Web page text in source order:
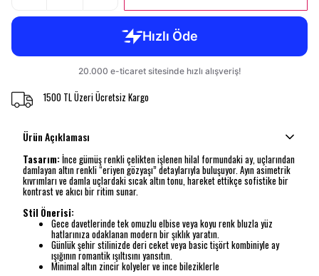
1500 TL Üzeri Ücretsiz Kargo
Ürün Açıklaması
Tasarım: İnce gümüş renkli çelikten işlenen hilal formundaki ay, uçlarından
damlayan altın renkli “eriyen gözyaşı” detaylarıyla buluşuyor. Ayın asimetrik
kıvrımları ve damla uçlardaki sıcak altın tonu, hareket ettikçe sofistike bir
kontrast ve akıcı bir ritim sunar.
Stil Önerisi:
Gece davetlerinde tek omuzlu elbise veya koyu renk bluzla yüz
hatlarınıza odaklanan modern bir şıklık yaratın.
Günlük şehir stilinizde deri ceket veya basic tişört kombiniyle ay
ışığının romantik ışıltısını yansıtın.
Minimal altın zincir kolyeler ve ince bileziklerle